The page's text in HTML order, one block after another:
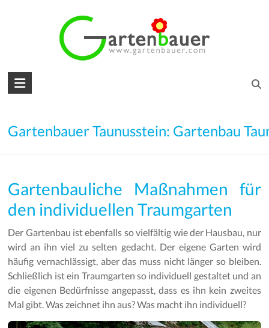
den
Träume
Gartengestaltung
Gartenbau
Gartenpflege
Gartenbauer Taunusstein: Gartenbau
Gartenbauliche Maßnahmen für
den individuellen Traumgarten
Der Gartenbau ist ebenfalls so vielfältig wie der Hausbau, nur
wird an ihn viel zu selten gedacht. Der eigene Garten wird
häufig vernachlässigt, aber das muss nicht länger so bleiben.
Schließlich ist ein Traumgarten so individuell gestaltet und an
die eigenen Bedürfnisse angepasst, dass es ihn kein zweites
Mal gibt. Was zeichnet ihn aus? Was macht ihn individuell?